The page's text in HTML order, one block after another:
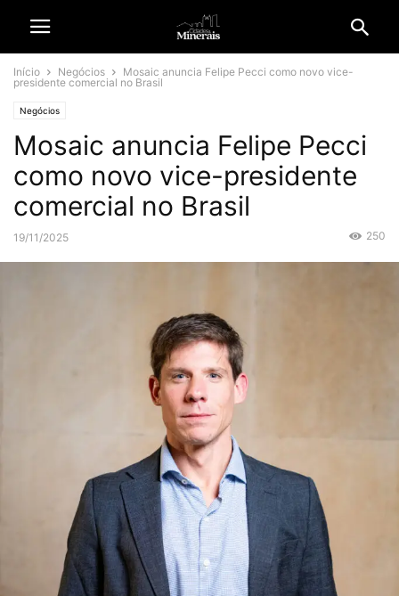
Início Negócios
Mosaic anuncia Felipe Pecci como novo vice-
presidente comercial no Brasil
Negócios
Mosaic anuncia Felipe Pecci
como novo vice-presidente
comercial no Brasil
19/11/2025 250